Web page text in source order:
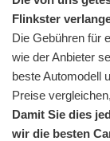
Flinkster
Die Gebühren für
wie der Anbieter
beste Automodell
Preise
Damit Sie dies
wir die besten